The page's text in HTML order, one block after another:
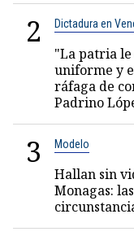
2 Dictadura en
"La patria
uniforme y
ráfaga de
Padrino
3 Modelo
Hallan sin
Monagas: